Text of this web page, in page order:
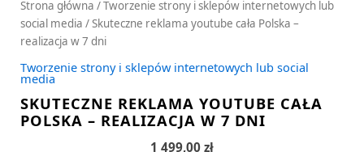
Strona główna /Tworzenie strony i sklepów internetowych lub
social media / Skuteczne reklama youtube cała Polska –
realizacja w 7 dni
Tworzenie strony i sklepów internetowych lub social
media
SKUTECZNE REKLAMA YOUTUBE CAŁA
POLSKA – REALIZACJA W 7 DNI
1 499,00 zł